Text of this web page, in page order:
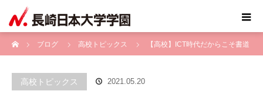
ブログ
高校トピックス 【高校】ICT時代だからこそ書道
高校トピックス 2021.05.20